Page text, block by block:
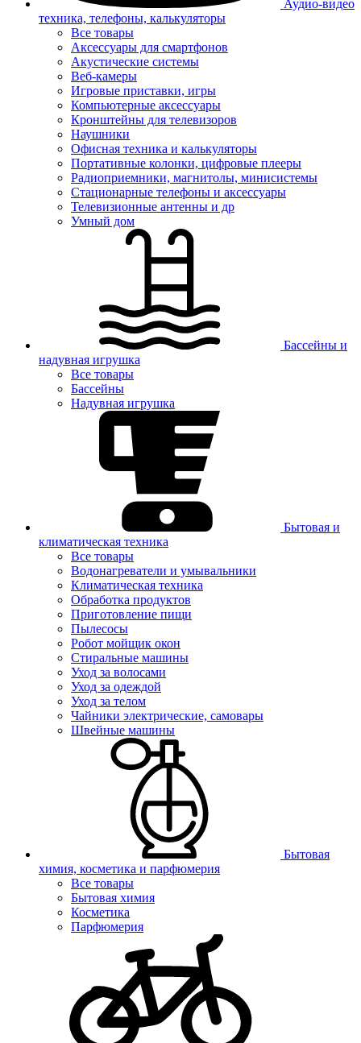
Аудио-видео
техника, телефоны, калькуляторы
Все товары
Аксессуары для смартфонов
Акустические системы
Веб-камеры
Игровые приставки, игры
Компьютерные аксессуары
Кронштейны для телевизоров
Наушники
Офисная техника и калькуляторы
Портативные колонки, цифровые плееры
Радиоприемники, магнитолы, минисистемы
Стационарные телефоны и аксессуары
Телевизионные антенны и др
Умный дом
Бассейны и
надувная игрушка
Все товары
Бассейны
Надувная игрушка
Бытовая и
климатическая техника
Все товары
Водонагреватели и умывальники
Климатическая техника
Обработка продуктов
Приготовление пищи
Пылесосы
Робот мойщик окон
Стиральные машины
Уход за волосами
Уход за одеждой
Уход за телом
Чайники электрические, самовары
Швейные машины
Бытовая
химия, косметика и парфюмерия
Все товары
Бытовая химия
Косметика
Парфюмерия